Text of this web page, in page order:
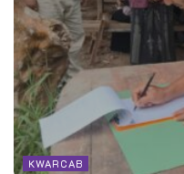
Kegiatan yang
sampai dengan 15.40
dan kondusif, serta para
antusias dan penuh
KWARCAB